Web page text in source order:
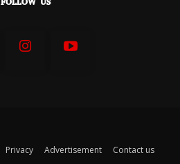
FOLLOW US
Privacy Advertisement Contact us